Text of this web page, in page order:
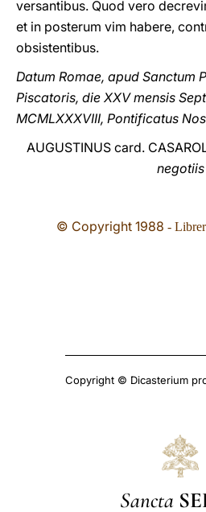
versantibus. Quod vero
et in posterum vim habere,
obsistentibus.
Datum Romae, apud Sanctum
Piscatoris, die XXV mensis
MCMLXXXVIII, Pontificatus
AUGUSTINUS card.
negotiis
© Copyright 1988 -
Copyright © Dicasterium
Sancta